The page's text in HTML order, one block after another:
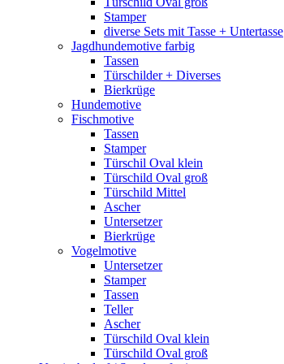
Stamper
diverse Sets mit Tasse + Untertasse
Jagdhundemotive farbig
Tassen
Türschilder + Diverses
Bierkrüge
Hundemotive
Fischmotive
Tassen
Stamper
Türschil Oval klein
Türschild Oval groß
Türschild Mittel
Ascher
Untersetzer
Bierkrüge
Vogelmotive
Untersetzer
Stamper
Tassen
Teller
Ascher
Türschild Oval klein
Türschild Oval groß